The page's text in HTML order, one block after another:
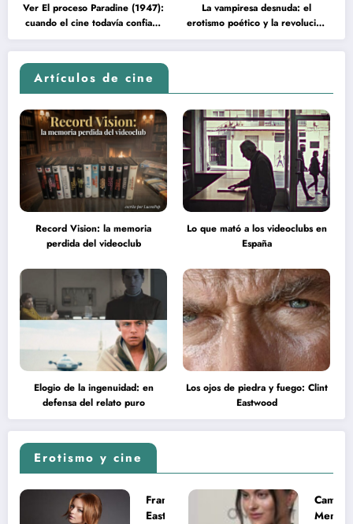
Ver El proceso Paradine (1947):
cuando el cine todavía confiaba
en la inteligencia del espectador
La vampiresa desnuda: el
erotismo poético y la revolución
psicodélica de Jean Rollin
Artículos de cine
Record Vision: la memoria
perdida del videoclub
Lo que mató a los videoclubs en
España
Elogio de la ingenuidad: en
defensa del relato puro
Los ojos de piedra y fuego: Clint
Eastwood
Erotismo y cine
Francesca
Eastwood y
Camila
Mendes